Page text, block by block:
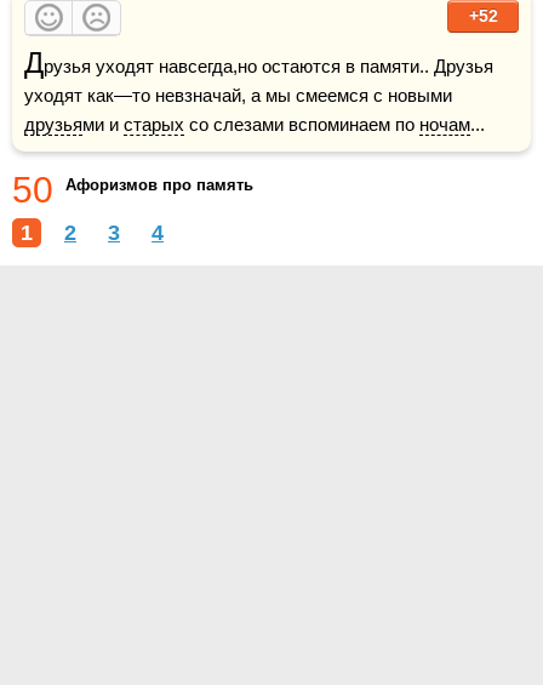
+52
Друзья уходят навсегда,но остаются в памяти.. Друзья
друзьями и старых со слезами вспоминаем по ночам...
50 Афоризмов про память
1 2 3 4